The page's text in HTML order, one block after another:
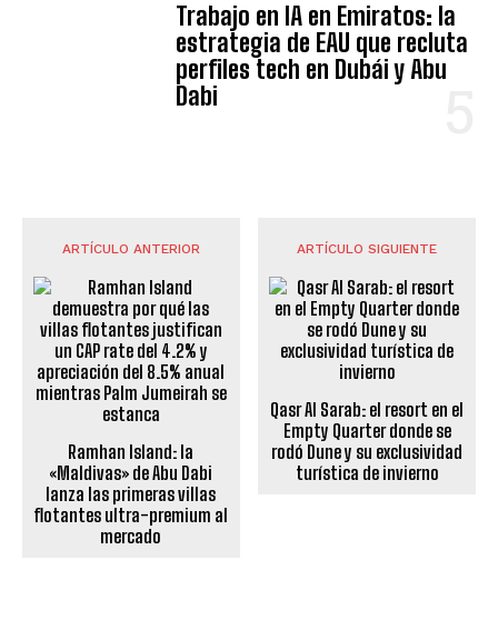
Trabajo en IA en Emiratos: la
estrategia de EAU que recluta
perfiles tech en Dubái y Abu
Dabi
ARTÍCULO ANTERIOR
Ramhan Island: la
«Maldivas» de Abu Dabi
lanza las primeras villas
flotantes ultra-premium al
mercado
ARTÍCULO SIGUIENTE
Qasr Al Sarab: el resort en el
Empty Quarter donde se
rodó Dune y su exclusividad
turística de invierno